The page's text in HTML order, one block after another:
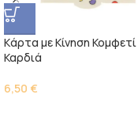
Kάρτα με Κίνηση Κομφετί
Καρδιά
6,50 €